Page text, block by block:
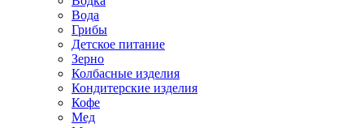
Вода
Грибы
Детское питание
Зерно
Колбасные изделия
Кондитерские изделия
Кофе
Мед